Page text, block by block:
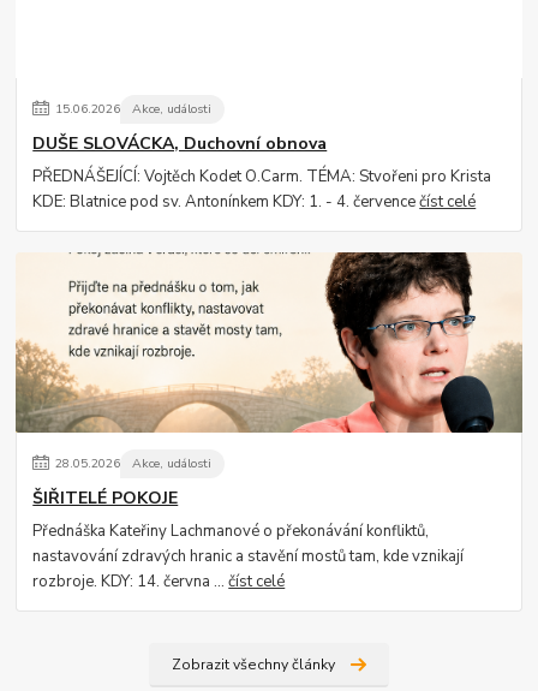
15.06.2026 Akce, události
DUŠE SLOVÁCKA, Duchovní obnova
PŘEDNÁŠEJÍCÍ: Vojtěch Kodet O.Carm. TÉMA: Stvořeni pro Krista
KDE: Blatnice pod sv. Antonínkem KDY: 1. - 4. červencečíst celé
28.05.2026 Akce, události
ŠIŘITELÉ POKOJE
Přednáška Kateřiny Lachmanové o překonávání konfliktů,
nastavování zdravých hranic a stavění mostů tam, kde vznikají
rozbroje. KDY: 14. června ...číst celé
Zobrazit všechny články